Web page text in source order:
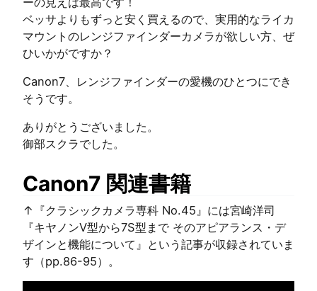
ベッサよりもずっと安く買えるので、実用的なライカ
マウントのレンジファインダーカメラが欲しい方、ぜ
ひいかがですか？
Canon7、レンジファインダーの愛機のひとつにでき
そうです。
ありがとうございました。
御部スクラでした。
Canon7 関連書籍
↑『クラシックカメラ専科 No.45』には宮崎洋司
『キヤノンV型から7S型まで そのアピアランス・デ
ザインと機能について』という記事が収録されていま
す（pp.86-95）。